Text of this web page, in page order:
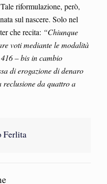
riformulazione, però,
sul nascere. Solo nel
che recita: “Chiunque
voti mediante le modalità
– bis in cambio
di erogazione di denaro
da quattro a
Ferlita